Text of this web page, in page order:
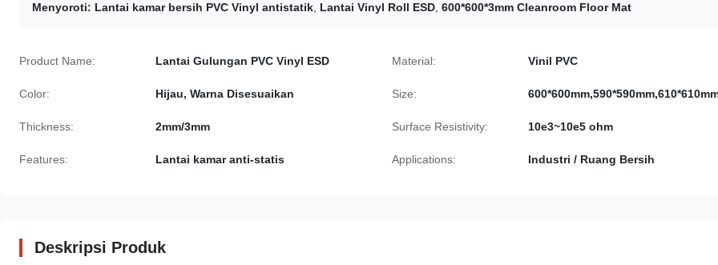
Menyoroti: Lantai kamar bersih PVC Vinyl antistatik Lantai Vinyl Roll ESD 600*600*3mm Cleanroom Floor Mat
Product Name: Lantai Gulungan PVC Vinyl ESD Material: Vinil PVC
Color: Hijau, Warna Disesuaikan Size:
Thickness: 2mm/3mm Surface Resistivity: 10e3~10e5 ohm
Features: Lantai kamar anti-statis Applications: Industri / Ruang Bersih
Deskripsi Produk